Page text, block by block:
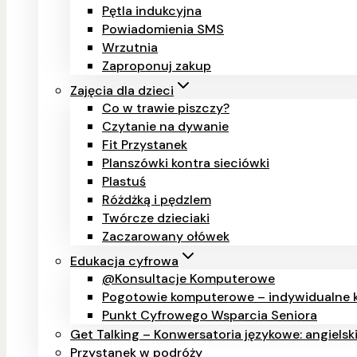
Pętla indukcyjna
Powiadomienia SMS
Wrzutnia
Zaproponuj zakup
Zajęcia dla dzieci
Co w trawie piszczy?
Czytanie na dywanie
Fit Przystanek
Planszówki kontra sieciówki
Plastuś
Różdżką i pędzlem
Twórcze dzieciaki
Zaczarowany ołówek
Edukacja cyfrowa
@Konsultacje Komputerowe
Pogotowie komputerowe – indywidualne
Punkt Cyfrowego Wsparcia Seniora
Get Talking – Konwersatoria językowe: angielski
Przystanek w podróży